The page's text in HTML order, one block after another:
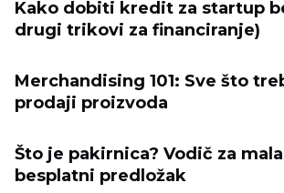
Kako dobiti kredit za startup
drugi trikovi za financiranje)
Merchandising 101: Sve što
prodaji proizvoda
Što je pakirnica? Vodič za
besplatni predložak